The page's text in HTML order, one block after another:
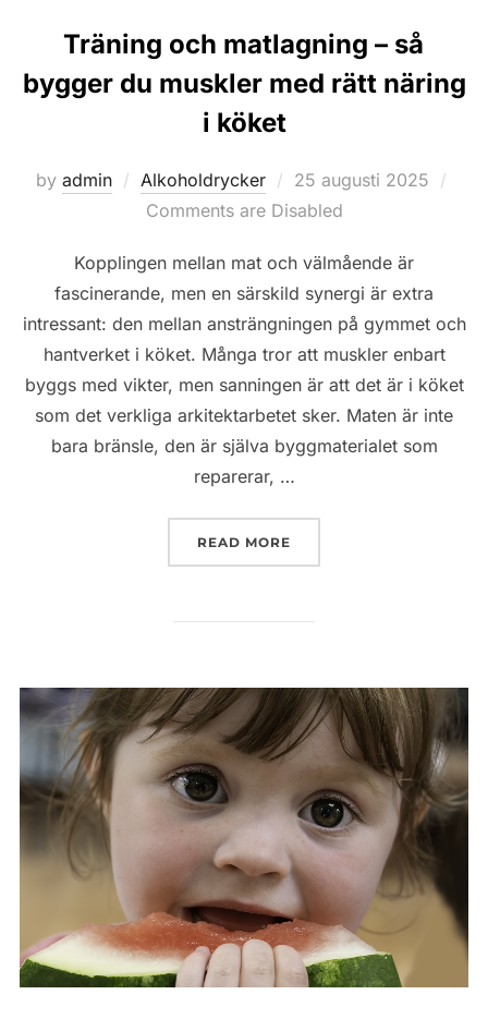
Träning och matlagning – så
bygger du muskler med rätt näring
i köket
by admin Alkoholdrycker
Posted
on
25 augusti 2025
Comments are Disabled
Kopplingen mellan mat och välmående är
fascinerande, men en särskild synergi är extra
intressant: den mellan ansträngningen på gymmet och
hantverket i köket. Många tror att muskler enbart
byggs med vikter, men sanningen är att det är i köket
som det verkliga arkitektarbetet sker. Maten är inte
bara bränsle, den är själva byggmaterialet som
reparerar, …
READ MORE